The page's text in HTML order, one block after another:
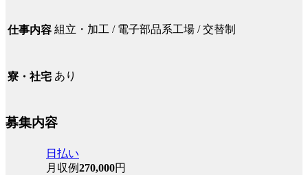
仕事内容 組立・加工 / 電子部品系工場 / 交替制
寮・社宅 あり
募集内容
日払い
月収例270,000円